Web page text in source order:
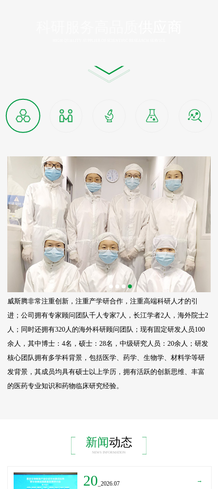
威斯腾非常注重创新，注重产学研合作，注重高端科研人才的引
进；公司拥有专家顾问团队千人专家7人，长江学者2人，海外院士2
人；同时还拥有320人的海外科研顾问团队；现有固定研发人员100
余人，其中博士：4名，硕士：28名，中级研究人员：20余人；研发
核心团队拥有多学科背景，包括医学、药学、生物学、材料学等研
发背景，其成员均具有硕士以上学历，拥有活跃的创新思维、丰富
的医药专业知识和药物临床研究经验。
新闻动态
NEWS INFORMATION
20 _2026.07 →